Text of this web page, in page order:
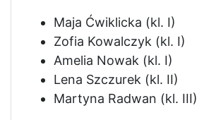
Maja Ćwiklicka (kl. I)
Zofia Kowalczyk (kl. I)
Amelia Nowak (kl. I)
Lena Szczurek (kl. II)
Martyna Radwan (kl. III)